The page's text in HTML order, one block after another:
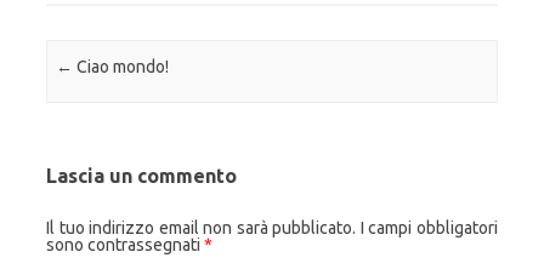
Navigazione articolo
← Ciao mondo!
Lascia un commento
Il tuo indirizzo email non sarà pubblicato. I campi obbligatori
sono contrassegnati *